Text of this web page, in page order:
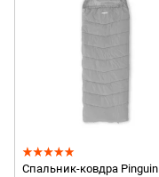
Спальник-ковдра Pinguin